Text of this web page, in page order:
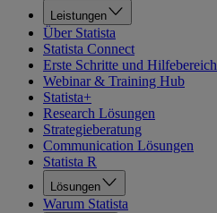
Leistungen
Über Statista
Statista Connect
Erste Schritte und Hilfebereich
Webinar & Training Hub
Statista+
Research Lösungen
Strategieberatung
Communication Lösungen
Statista R
Lösungen
Warum Statista